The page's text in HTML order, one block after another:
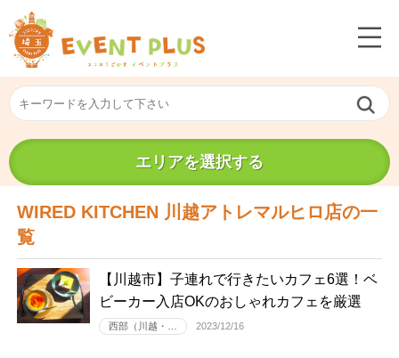
エリアを選択する
WIRED KITCHEN 川越アトレマルヒロ店の一
覧
【川越市】子連れで行きたいカフェ6選！ベ
ビーカー入店OKのおしゃれカフェを厳選
西部（川越・… 2023/12/16